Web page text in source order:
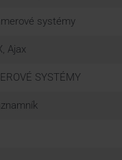
systémy
Ajax
SYSTÉMY